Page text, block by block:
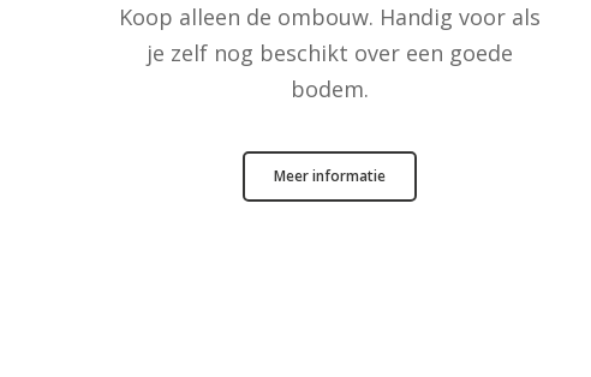
Koop alleen de ombouw. Handig voor als
je zelf nog beschikt over een goede
bodem.
Meer informatie